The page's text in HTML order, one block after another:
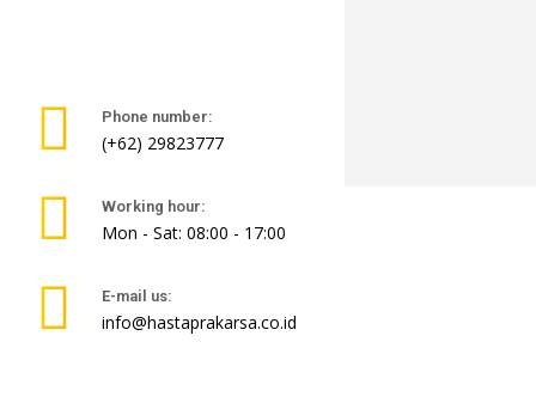
Phone number:
(+62) 29823777
Working hour:
Mon - Sat: 08:00 - 17:00
E-mail us:
info@hastaprakarsa.co.id